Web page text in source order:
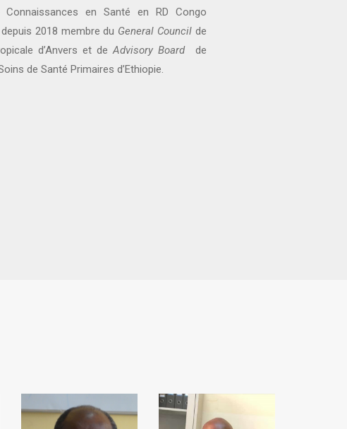
en Santé en RD Congo
2018 membre du General Councilde
d’Anvers et deAdvisory Boardde
de Santé Primaires d’Ethiopie.